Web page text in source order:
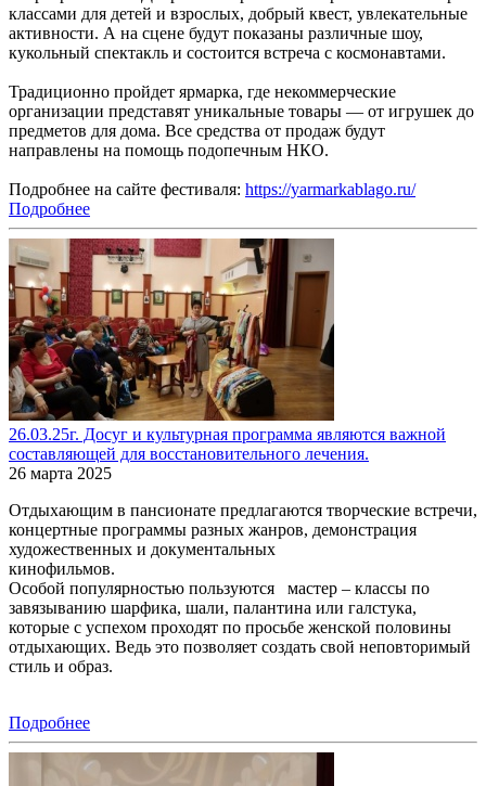
классами для детей и взрослых, добрый квест, увлекательные
активности. А на сцене будут показаны различные шоу,
кукольный спектакль и состоится встреча с космонавтами.
Традиционно пройдет ярмарка, где некоммерческие
организации представят уникальные товары — от игрушек до
предметов для дома. Все средства от продаж будут
направлены на помощь подопечным НКО.
Подробнее на сайте фестиваля: https://yarmarkablago.ru/
Подробнее
26.03.25г. Досуг и культурная программа являются важной
составляющей для восстановительного лечения.
26 марта 2025
Отдыхающим в пансионате предлагаются творческие встречи,
концертные программы разных жанров, демонстрация
художественных и документальных
кинофильмов.
Особой популярностью пользуются мастер – классы по
завязыванию шарфика, шали, палантина или галстука,
которые с успехом проходят по просьбе женской половины
отдыхающих. Ведь это позволяет создать свой неповторимый
стиль и образ.
Подробнее